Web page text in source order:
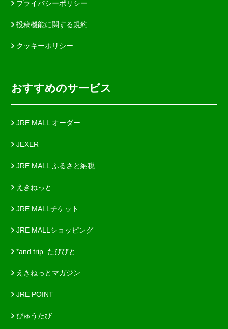
プライバシーポリシー
投稿機能に関する規約
クッキーポリシー
おすすめのサービス
JRE MALL オーダー
JEXER
JRE MALL ふるさと納税
えきねっと
JRE MALLチケット
JRE MALLショッピング
*and trip. たびびと
えきねっとマガジン
JRE POINT
びゅうたび